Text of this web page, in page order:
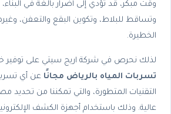
وقت مبكر، قد تؤدي إلى أضرار بالغة في
وتساقط للبلاط، وتكوين البقع والتعفن،
الخطيرة.
لذلك نحرص في شركة اريج سيتي على توفير
تسربات المياه بالرياض مجانًا عن أي
التقنيات المتطورة، والتي تمكننا من تحديد
عالية. وذلك باستخدام أجهزة الكشف